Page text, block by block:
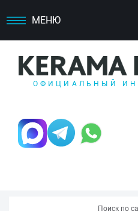
МЕНЮ
ОФИЦИАЛЬНЫЙ